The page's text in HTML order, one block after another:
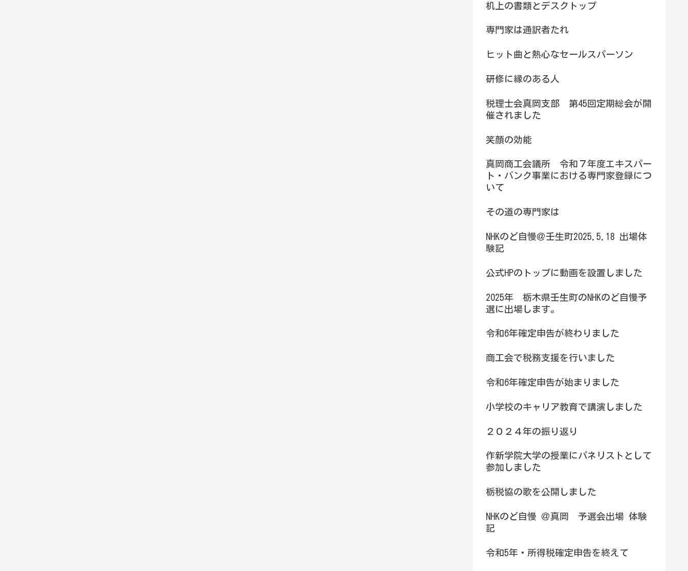
机上の書類とデスクトップ
専門家は通訳者たれ
ヒット曲と熱心なセールスパーソン
研修に縁のある人
税理士会真岡支部 第45回定期総会が開
催されました
笑顔の効能
真岡商工会議所 令和７年度エキスパー
ト・バンク事業における専門家登録につ
いて
その道の専門家は
NHKのど自慢＠壬生町2025.5.18 出場体
験記
公式HPのトップに動画を設置しました
2025年 栃木県壬生町のNHKのど自慢予
選に出場します。
令和6年確定申告が終わりました
商工会で税務支援を行いました
令和6年確定申告が始まりました
小学校のキャリア教育で講演しました
２０２４年の振り返り
作新学院大学の授業にパネリストとして
参加しました
栃税協の歌を公開しました
NHKのど自慢 ＠真岡 予選会出場 体験
記
令和5年・所得税確定申告を終えて